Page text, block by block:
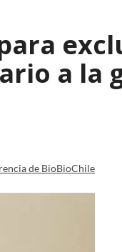
a la
de BioBioChile